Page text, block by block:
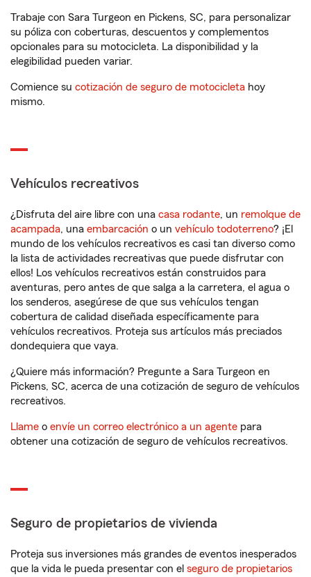
Trabaje con Sara Turgeon en Pickens, SC, para personalizar
su póliza con coberturas, descuentos y complementos
opcionales para su motocicleta. La disponibilidad y la
elegibilidad pueden variar.
Comience su cotización de seguro de motocicleta hoy
mismo.
Vehículos recreativos
¿Disfruta del aire libre con una casa rodante, un remolque de
acampada, una embarcación o un vehículo todoterreno? ¡El
mundo de los vehículos recreativos es casi tan diverso como
la lista de actividades recreativas que puede disfrutar con
ellos! Los vehículos recreativos están construidos para
aventuras, pero antes de que salga a la carretera, el agua o
los senderos, asegúrese de que sus vehículos tengan
cobertura de calidad diseñada específicamente para
vehículos recreativos. Proteja sus artículos más preciados
dondequiera que vaya.
¿Quiere más información? Pregunte a Sara Turgeon en
Pickens, SC, acerca de una cotización de seguro de vehículos
recreativos.
Llame o envíe un correo electrónico a un agente para
obtener una cotización de seguro de vehículos recreativos.
Seguro de propietarios de vivienda
Proteja sus inversiones más grandes de eventos inesperados
que la vida le pueda presentar con el seguro de propietarios